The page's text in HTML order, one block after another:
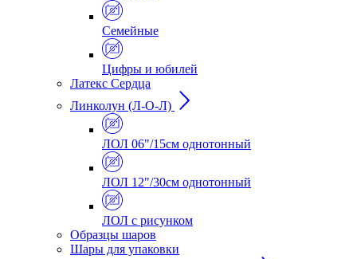
Семейные
Цифры и юбилей
Латекс Сердца
Линколун (Л-О-Л)
ЛОЛ 06"/15см однотонный
ЛОЛ 12"/30см однотонный
ЛОЛ с рисунком
Образцы шаров
Шары для упаковки